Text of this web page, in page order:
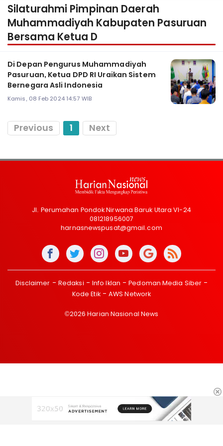
Silaturahmi Pimpinan Daerah
Muhammadiyah Kabupaten Pasuruan
Bersama Ketua D
Di Depan Pengurus Muhammadiyah
Pasuruan, Ketua DPD RI Uraikan Sistem
Bernegara Asli Indonesia
Kamis, 08 Feb 2024 14:57 WIB
Previous 1 Next
Jl. Perumahan Pondok Nirwana Baruk Utara VI-24
081218956007
harnasnewspusat@gmail.com
Disclaimer Redaksi Info Iklan
Pedoman Media Siber
Kode Etik
AWS Network
©2026 Harian Nasional News